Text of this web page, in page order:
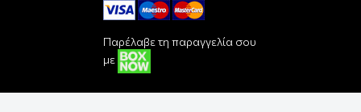
Παρέλαβε τη παραγγελία σου
με